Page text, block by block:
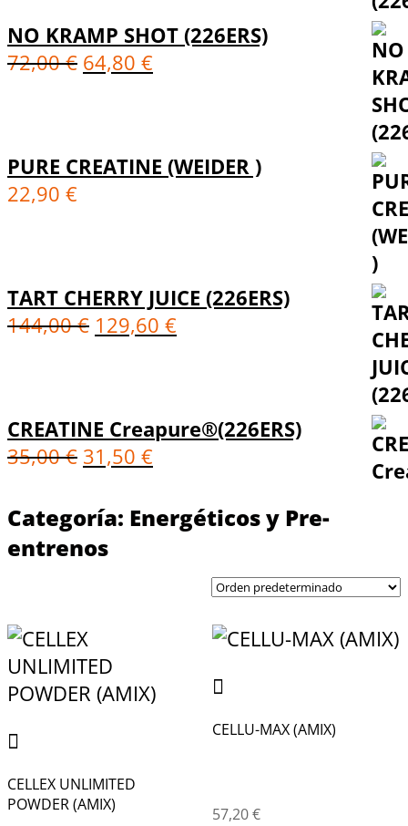
NO KRAMP SHOT (226ERS)
72,00€ 64,80 €
PURE CREATINE (WEIDER )
22,90 €
TART CHERRY JUICE (226ERS)
144,00€ 129,60 €
CREATINE Creapure®(226ERS)
35,00€ 31,50 €
Categoría: Energéticos y Pre-
entrenos
CELLEX UNLIMITED
POWDER (AMIX)
CELLU-MAX (AMIX)
57,20€